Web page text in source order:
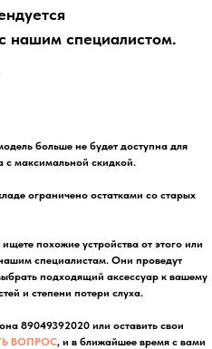
нашим специалистом.
больше не будет доступна для
с максимальной скидкой.
ограничено остатками со старых
похожие устройства от этого или
специалистам. Они проведут
подходящий аксессуар к вашему
и степени потери слуха.
89049392020 или оставить свои
ВОПРОС, и в ближайшее время с вами